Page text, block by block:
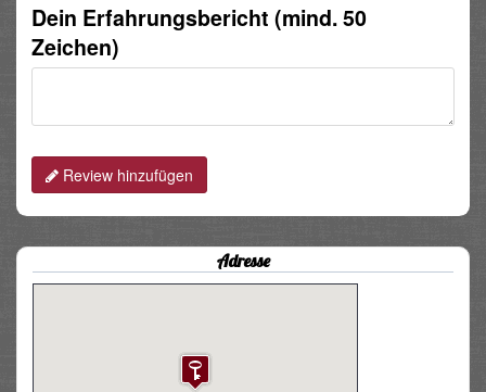
Dein Erfahrungsbericht (mind. 50
Zeichen)
Review hinzufügen
Adresse